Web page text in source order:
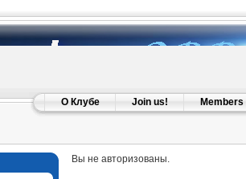
О Клубе Join us! Members
Вы не авторизованы.